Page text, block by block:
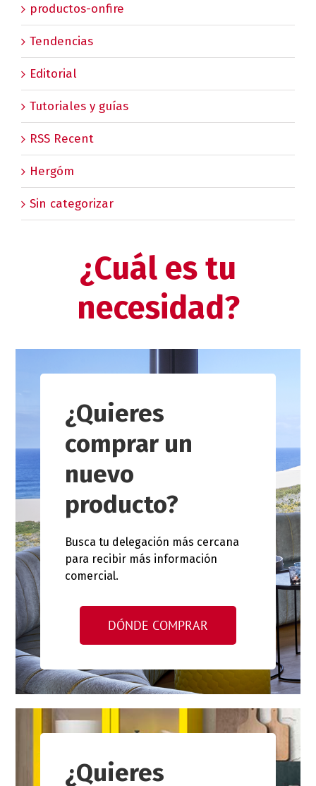
productos-onfire
Tendencias
Editorial
Tutoriales y guías
RSS Recent
Hergóm
Sin categorizar
¿Cuál es tu
necesidad?
¿Quieres
comprar un
nuevo
producto?
Busca tu delegación más cercana
para recibir más información
comercial.
DÓNDE COMPRAR
¿Quieres